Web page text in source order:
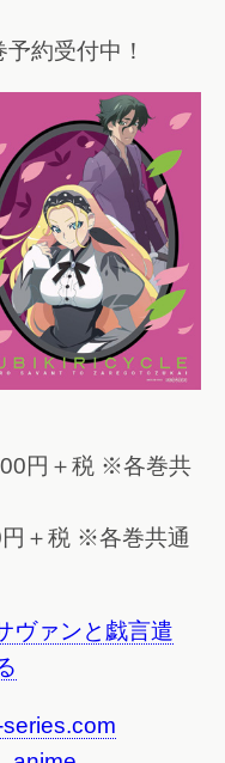
約受付中！
円＋税 ※各巻共
＋税 ※各巻共通
ヴァンと戯言遣